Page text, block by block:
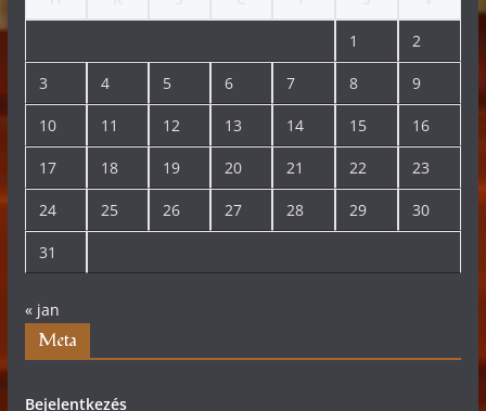
1 2
3 4 5 6 7 8 9
10 11 12 13 14 15 16
17 18 19 20 21 22 23
24 25 26 27 28 29 30
31
« jan
Meta
Bejelentkezés